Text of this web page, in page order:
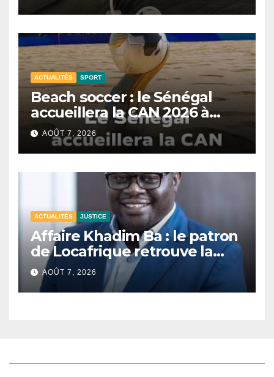
ACTUALITÉS SPORT
Beach soccer : le Sénégal
accueillera la CAN 2026 à
Dakar.
AOÛT 7, 2026
ACTUALITÉS JUSTICE
Affaire Khadim Ba : le patron
de Locafrique retrouve la
liberté.
AOÛT 7, 2026